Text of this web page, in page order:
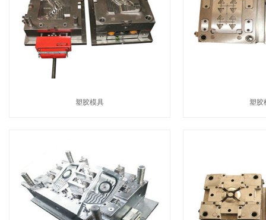
塑胶模具 塑胶